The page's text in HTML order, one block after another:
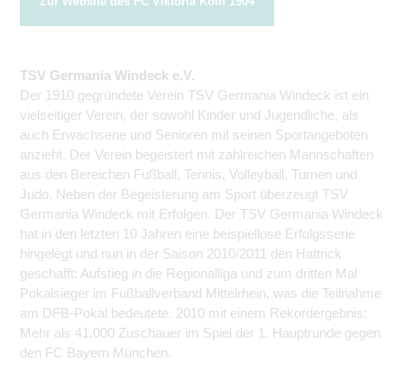
TSV Germania Windeck e.V.
Der 1910 gegründete Verein TSV Germania Windeck ist ein
vielseitiger Verein, der sowohl Kinder und Jugendliche, als
auch Erwachsene und Senioren mit seinen Sportangeboten
anzieht. Der Verein begeistert mit zahlreichen Mannschaften
aus den Bereichen Fußball, Tennis, Volleyball, Turnen und
Judo. Neben der Begeisterung am Sport überzeugt TSV
Germania Windeck mit Erfolgen. Der TSV Germania Windeck
hat in den letzten 10 Jahren eine beispiellose Erfolgsserie
hingelegt und nun in der Saison 2010/2011 den Hattrick
geschafft: Aufstieg in die Regionalliga und zum dritten Mal
Pokalsieger im Fußballverband Mittelrhein, was die Teilnahme
am DFB-Pokal bedeutete. 2010 mit einem Rekordergebnis:
Mehr als 41.000 Zuschauer im Spiel der 1. Hauptrunde gegen
den FC Bayern München.